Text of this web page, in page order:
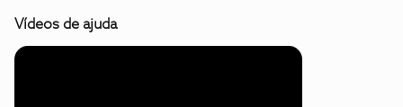
Vídeos de ajuda